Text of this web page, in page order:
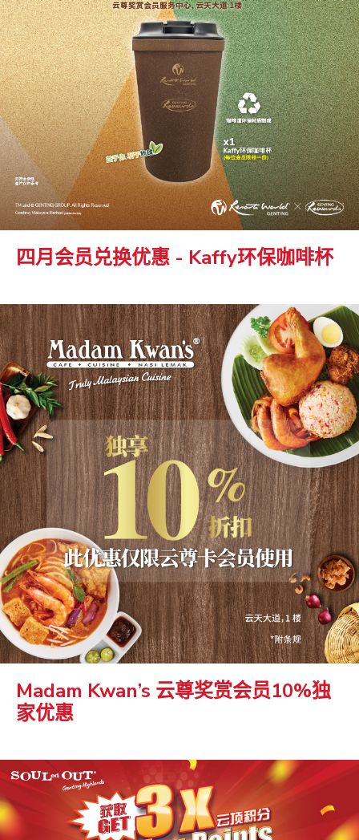
四月会员兑换优惠 - Kaffy环保咖啡杯
Madam Kwan’s 云尊奖赏会员10%独
家优惠